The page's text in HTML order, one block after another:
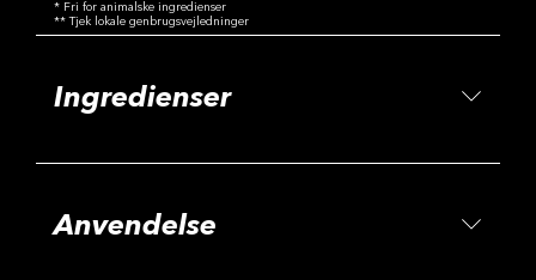
* Fri for animalske ingredienser
** Tjek lokale genbrugsvejledninger
Ingredienser
Anvendelse